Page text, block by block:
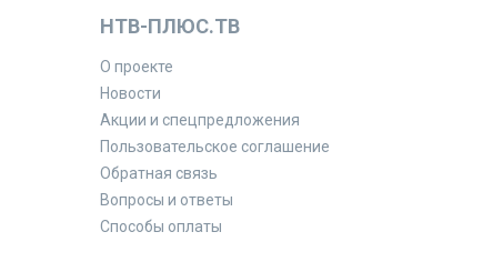
НТВ-ПЛЮС.ТВ
О проекте
Новости
Акции и спецпредложения
Пользовательское соглашение
Обратная связь
Вопросы и ответы
Способы оплаты